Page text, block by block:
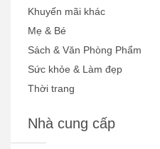
Khuyến mãi khác
Mẹ & Bé
Sách & Văn Phòng Phẩm
Sức khỏe & Làm đẹp
Thời trang
Nhà cung cấp